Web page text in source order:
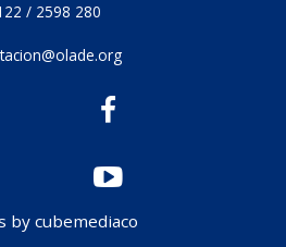
/ 2598 280
by cubemediaco